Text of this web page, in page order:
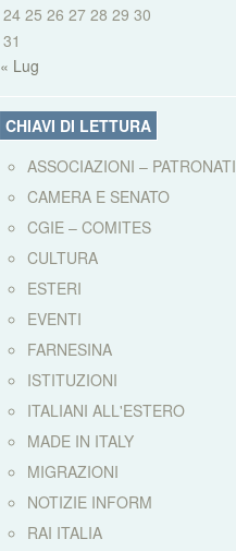
24 25 26 27 28 29 30
31
« Lug
CHIAVI DI LETTURA
ASSOCIAZIONI – PATRONATI
CAMERA E SENATO
CGIE – COMITES
CULTURA
ESTERI
EVENTI
FARNESINA
ISTITUZIONI
ITALIANI ALL'ESTERO
MADE IN ITALY
MIGRAZIONI
NOTIZIE INFORM
RAI ITALIA